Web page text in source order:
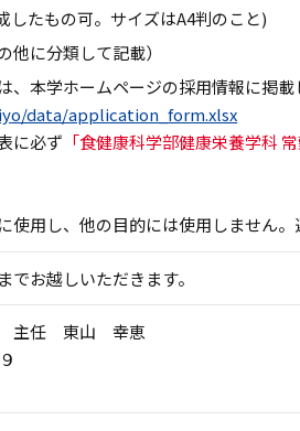
たもの可。サイズはA4判のこと)
に分類して記載）
本学ホームページの採用情報に掲
data/application_form.xlsx
に必ず 「食健康科学部健康栄養学科
用し、他の目的には使用しません。
お越しいただきます。
主任 東山 幸恵